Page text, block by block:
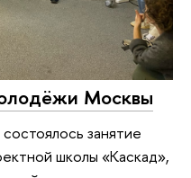
Москвы
занятие
школы «Каскад»,